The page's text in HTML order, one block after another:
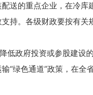
送的重点企业，在冷库
持。各级财政要按有关
低政府投资或参股建设
“绿色通道”政策，在全